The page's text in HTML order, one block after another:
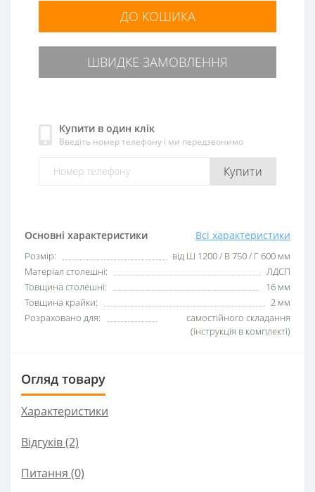
Основні характеристики Всі характеристики
Розмір:
від Ш 1200 / В 750 / Г 600 мм
Матеріал столешні:
ЛДСП
Товщина столешні:
16 мм
Товщина крайки:
2 мм
Розраховано для:
самостійного складання
(інструкція в комплекті)
ДО КОШИКА
ШВИДКЕ ЗАМОВЛЕННЯ
Купити в один клік
Введіть номер телефону і ми передзвонимо
Купити
Огляд товару
Характеристики
Відгуків (2)
Питання (0)